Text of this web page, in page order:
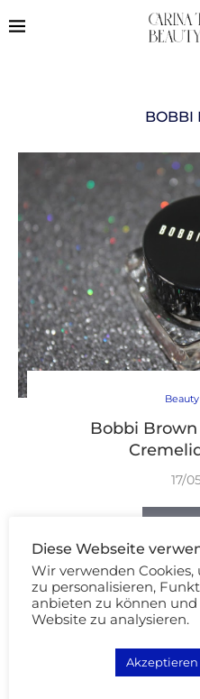
BOBBI
Bobbi
17/
Diese Webseite
Wir verwenden
zu personalisieren,
anbieten zu können
Website zu analysieren.
Akzeptieren